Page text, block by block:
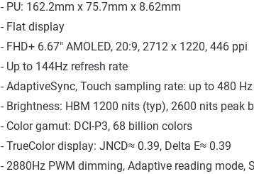
- PU: 162.2mm x 75.7mm x 8.62mm
- Flat display
- FHD+ 6.67" AMOLED, 20:9, 2712 x 1220, 446 ppi
- Up to 144Hz refresh rate
- AdaptiveSync, Touch sampling rate: up to 480 Hz
- Brightness: HBM 1200 nits (typ), 2600 nits peak
- Color gamut: DCI-P3, 68 billion colors
- TrueColor display: JNCD≈ 0.39, Delta E≈ 0.39
- 2880Hz PWM dimming, Adaptive reading mode,